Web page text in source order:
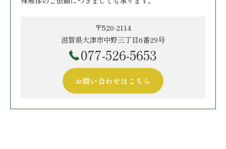
〒520-2114
滋賀県大津市中野三丁目6番29号
077-526-5653
お問い合わせはこちら